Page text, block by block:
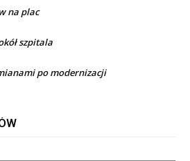
na plac
szpitala
po modernizacji